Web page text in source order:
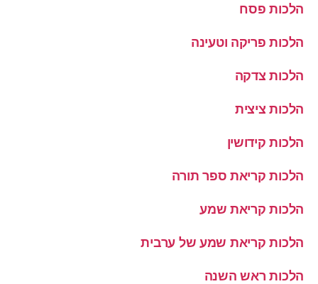
הלכות פסח
הלכות פריקה וטעינה
הלכות צדקה
הלכות ציצית
הלכות קידושין
הלכות קריאת ספר תורה
הלכות קריאת שמע
הלכות קריאת שמע של ערבית
הלכות ראש השנה